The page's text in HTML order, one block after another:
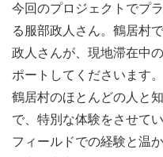
活動スケジュール(※2025
8月中旬～：
みんなで事
9月19日(金)：鶴居村に到
9月20日(土)：
お祭り準備
ング☆
9月21日(日)：
視察＆準
今回のプロジェクトでプ
る服部政人さん。鶴居村
政人さんが、現地滞在中
ポートしてくださいます。
鶴居村のほとんどの人と
で、特別な体験をさせて
フィールドでの経験と温